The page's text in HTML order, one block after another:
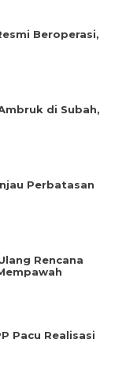
Beroperasi,
di Subah,
Perbatasan
Rencana
Pacu Realisasi